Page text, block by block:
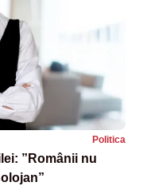
Politica
”Românii nu